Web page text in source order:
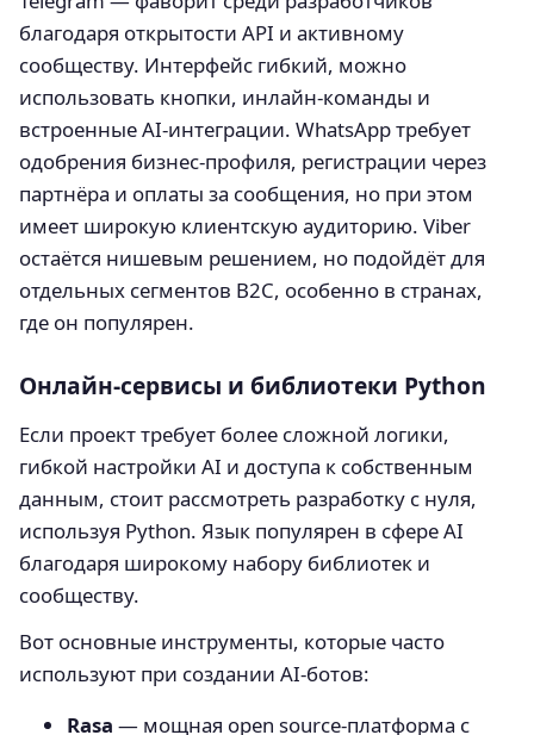
благодаря открытости API и активному
сообществу. Интерфейс гибкий, можно
использовать кнопки, инлайн-команды и
встроенные AI-интеграции. WhatsApp требует
одобрения бизнес-профиля, регистрации через
партнёра и оплаты за сообщения, но при этом
имеет широкую клиентскую аудиторию. Viber
остаётся нишевым решением, но подойдёт для
отдельных сегментов B2C, особенно в странах,
где он популярен.
Онлайн-сервисы и библиотеки Python
Если проект требует более сложной логики,
гибкой настройки AI и доступа к собственным
данным, стоит рассмотреть разработку с нуля,
используя Python. Язык популярен в сфере AI
благодаря широкому набору библиотек и
сообществу.
Вот основные инструменты, которые часто
используют при создании AI-ботов:
Rasa — мощная open source-платформа с